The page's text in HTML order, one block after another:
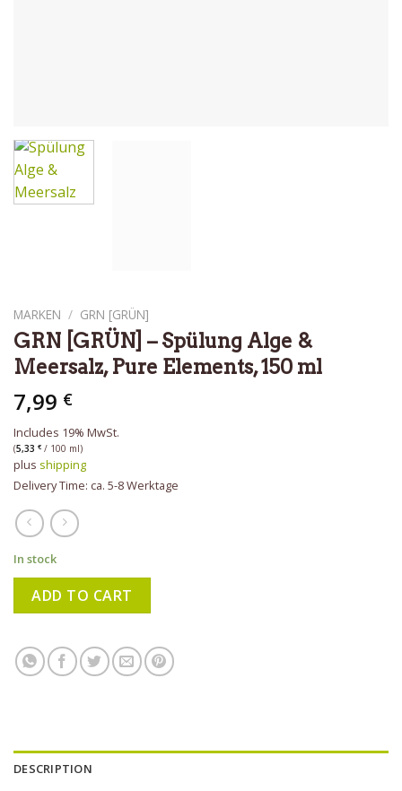
MARKEN / GRN [GRÜN]
GRN [GRÜN] – Spülung Alge &
Meersalz, Pure Elements, 150 ml
7,99 €
Includes 19% MwSt.
(5,33 € / 100 ml)
plus shipping
Delivery Time: ca. 5-8 Werktage
In stock
ADD TO CART
DESCRIPTION